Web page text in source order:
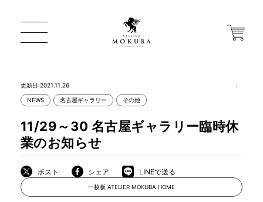
一枚板 ATELIER MOKUBA HOME
更新日:2021.11.26
NEWS 名古屋ギャラリー その他
11/29～30 名古屋ギャラリー臨時休
業のお知らせ
ポスト シェア LINEで送る
一枚板 ATELIER MOKUBA HOME